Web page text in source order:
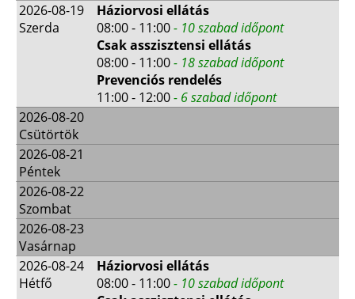
2026-08-19
Szerda
Háziorvosi ellátás
08:00 - 11:00- 10 szabad időpont
Csak asszisztensi ellátás
08:00 - 11:00- 18 szabad időpont
Prevenciós rendelés
11:00 - 12:00- 6 szabad időpont
2026-08-20
Csütörtök
2026-08-21
Péntek
2026-08-22
Szombat
2026-08-23
Vasárnap
2026-08-24
Hétfő
Háziorvosi ellátás
08:00 - 11:00- 10 szabad időpont